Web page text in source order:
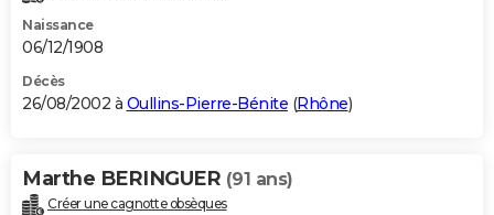
Naissance
06/12/1908
Décès
26/08/2002 à Oullins-Pierre-Bénite (Rhône)
Marthe BERINGUER (91 ans)
Créer une cagnotte obsèques